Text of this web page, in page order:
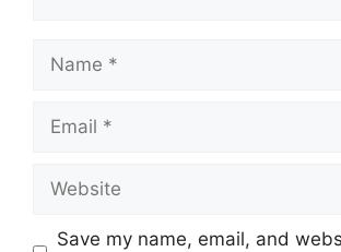
Save my name, email, and